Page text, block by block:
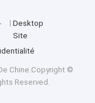
Desktop
Site
Chine.Copyright ©
Reserved.